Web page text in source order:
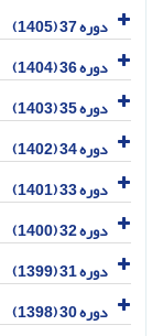
دوره 37 (1405)
دوره 36 (1404)
دوره 35 (1403)
دوره 34 (1402)
دوره 33 (1401)
دوره 32 (1400)
دوره 31 (1399)
دوره 30 (1398)